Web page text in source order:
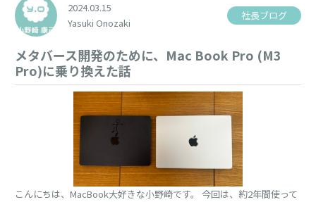
2024.03.15
Yasuki Onozaki
社長ブログ
メタバース開発のために、Mac Book Pro (M3
Pro)に乗り換えた話
こんにちは、MacBook大好きな小野崎です。 今回は、約2年間使って